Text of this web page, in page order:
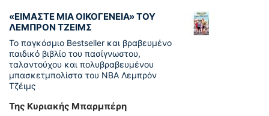
«ΕΙΜΑΣΤΕ ΜΙΑ ΟΙΚΟΓΕΝΕΙΑ» ΤΟΥ
ΛΕΜΠΡΟΝ ΤΖΕΙΜΣ
To παγκόσµιο Bestseller και βραβευµένο
παιδικό βιβλίο του πασίγνωστου,
ταλαντούχου και πολυβραβευµένου
µπασκετµπολίστα του NBA Λεµπρόν
Τζέιμς
Της Κυριακής Μπαρμπέρη